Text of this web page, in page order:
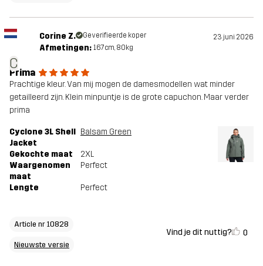
C
Corine Z. Geverifieerde koper 23 juni 2026
Afmetingen: 167cm, 80kg
Prima
Prachtige kleur. Van mij mogen de damesmodellen wat minder
getailleerd zijn. Klein minpuntje is de grote capuchon. Maar verder
prima
Cyclone 3L Shell
Jacket
Balsam Green
Gekochte maat
2XL
Waargenomen
maat
Perfect
Lengte Perfect
Article nr 10828
Nieuwste versie
Vind je dit nuttig? 0